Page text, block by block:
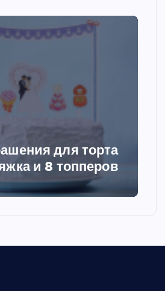
и
н
а
и
я
з
п
для торта
и 8 топперов